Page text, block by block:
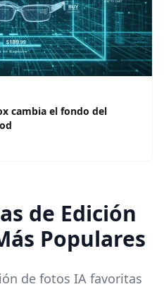
cambia el fondo del
de Edición
Populares
de fotos IA favoritas